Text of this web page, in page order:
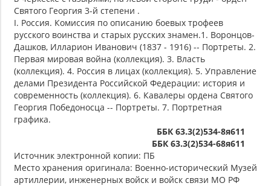
Святого Георгия 3-й степени .
I. Россия. Комиссия по описанию боевых трофеев
русского воинства и старых русских знамен.1. Воронцов-
Дашков, Илларион Иванович (1837 - 1916) -- Портреты. 2.
Первая мировая война (коллекция). 3. Власть
(коллекция). 4. Россия в лицах (коллекция). 5. Управление
делами Президента Российской Федерации: история и
современность (коллекция). 6. Кавалеры ордена Святого
Георгия Победоносца -- Портреты. 7. Портретная
графика.
ББК 63.3(2)534-8я611
ББК 63.3(2)534-68я611
Источник электронной копии: ПБ
Место хранения оригинала: Военно-исторический Музей
артиллерии, инженерных войск и войск связи МО РФ